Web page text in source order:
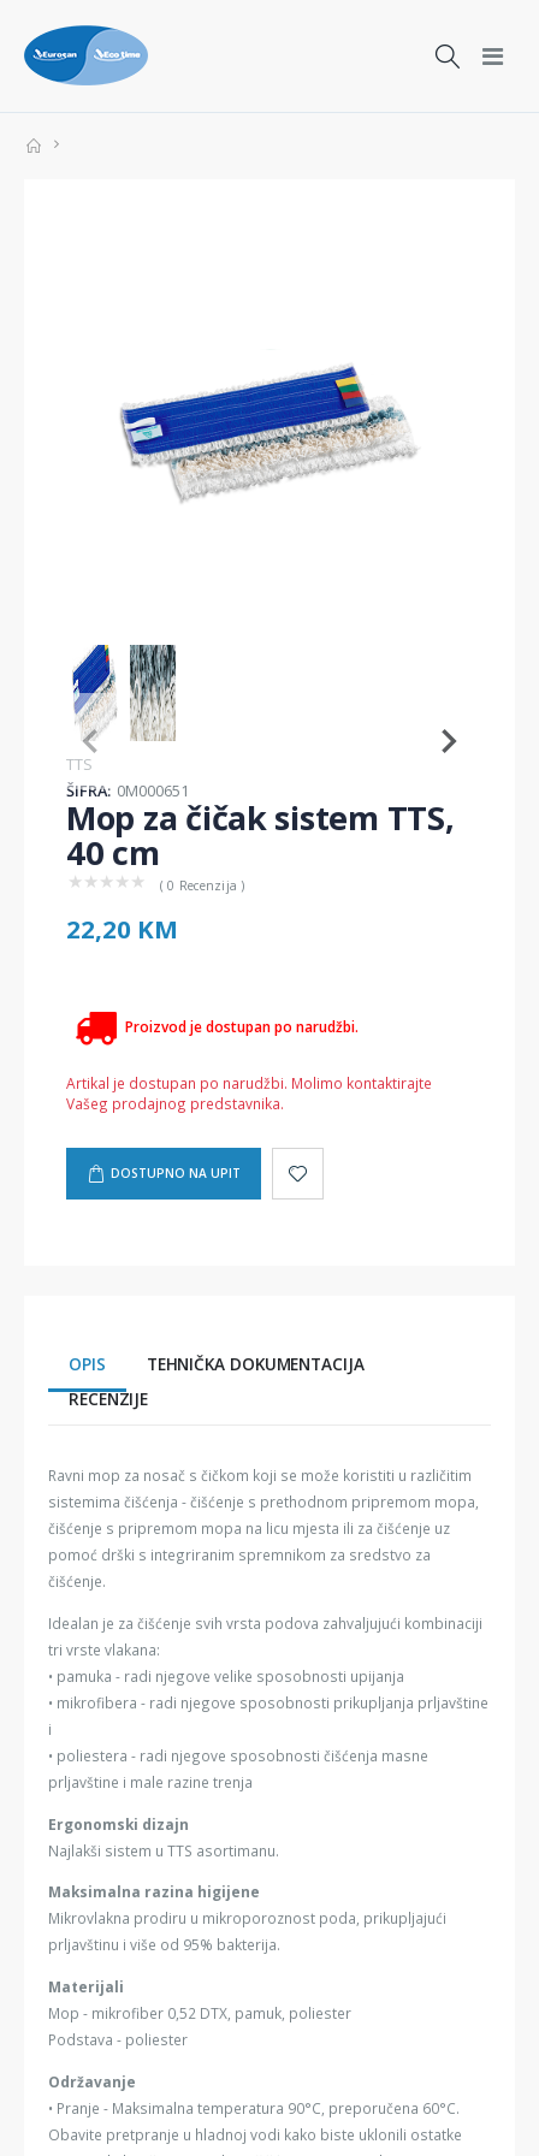
of
Item
1
of
2
TTS
ŠIFRA: 0M000651
Mop za čičak sistem TTS,
40 cm
★ ★ ★ ★ ★ ( 0 Recenzija )
22,20 KM
Proizvod je dostupan po narudžbi.
Artikal je dostupan po narudžbi. Molimo kontaktirajte
Vašeg prodajnog predstavnika.
DOSTUPNO NA UPIT
OPIS
TEHNIČKA DOKUMENTACIJA
RECENZIJE
Ravni mop za nosač s čičkom koji se može koristiti u različitim
sistemima čišćenja - čišćenje s prethodnom pripremom mopa,
čišćenje s pripremom mopa na licu mjesta ili za čišćenje uz
pomoć drški s integriranim spremnikom za sredstvo za
čišćenje.
Idealan je za čišćenje svih vrsta podova zahvaljujući kombinaciji
tri vrste vlakana:
• pamuka - radi njegove velike sposobnosti upijanja
• mikrofibera - radi njegove sposobnosti prikupljanja prljavštine
i
• poliestera - radi njegove sposobnosti čišćenja masne
prljavštine i male razine trenja
Ergonomski dizajn
Najlakši sistem u TTS asortimanu.
Maksimalna razina higijene
Mikrovlakna prodiru u mikroporoznost poda, prikupljajući
prljavštinu i više od 95% bakterija.
Materijali
Mop - mikrofiber 0,52 DTX, pamuk, poliester
Podstava - poliester
Održavanje
• Pranje - Maksimalna temperatura 90°C, preporučena 60°C.
Obavite pretpranje u hladnoj vodi kako biste uklonili ostatke